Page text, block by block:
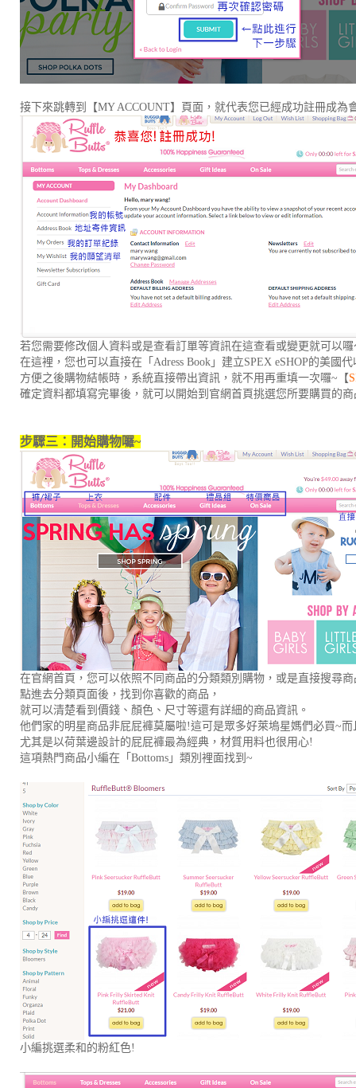
接下來跳轉到【MY ACCOUNT】頁面，就代表您已經成功註冊成為
若您需要修改個人資料或是查看訂單等資訊在這查看或變更就可以囉
在這裡，您也可以直接在「Adress Book」建立SPEX eSHOP的美國
方便之後購物結帳時，系統直接帶出資訊，就不用再重填一次囉~【
確定資料都填寫完畢後，就可以開始到官網首頁挑選您所要購買的
步驟三：開始購物囉~
在官網首頁，您可以依照不同商品的分類類別購物，或是直接搜尋
點進去分類頁面後，找到你喜歡的商品，
就可以清楚看到價錢、顏色、尺寸等還有詳細的商品資訊。
他們家的明星商品非屁屁褲莫屬啦!這可是眾多好萊塢星媽們必買~
尤其是以荷葉邊設計的屁屁褲最為經典，材質用料也很用心!
這項熱門商品小編在「Bottoms」類別裡面找到~
小編挑選柔和的粉紅色!